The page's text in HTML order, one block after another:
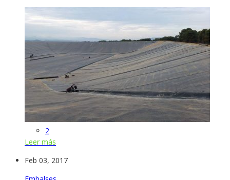
2
Leer más
Feb 03, 2017